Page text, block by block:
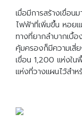
เมื่อมีการสร้างเขื่อ
ไฟฟ้าที่เพิ่มขึ้น หอย
ทางที่ยากลำบากเบื้
คุ้มครองก็มีความเสี่
เขื่อน 1,200 แห่งใ
แห่งที่วางแผนไว้สำ